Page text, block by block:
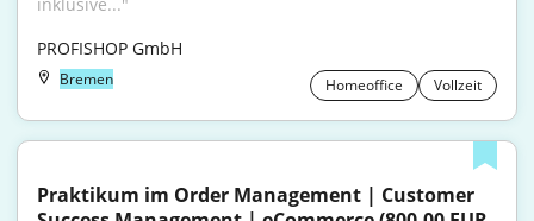
PROFISHOP GmbH
Bremen Homeoffice Vollzeit
Praktikum im Order Management | Customer